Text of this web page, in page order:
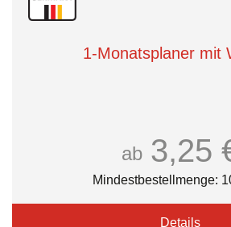
1-Monatsplaner mit
ab 3,25
Mindestbestellmenge:
Details